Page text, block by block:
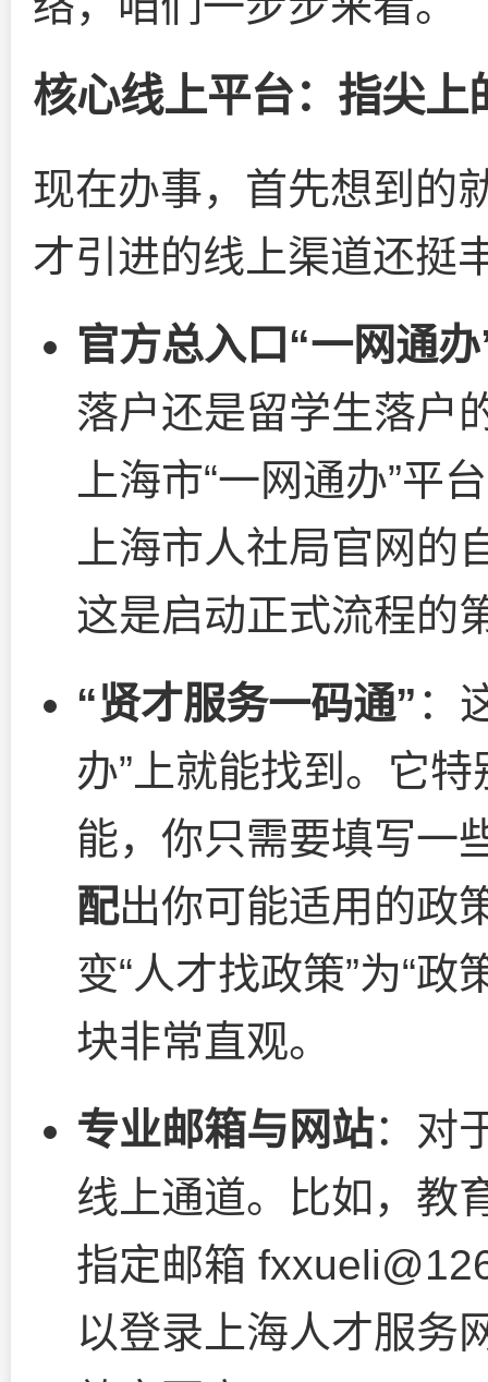
核心线上平台：指尖上
现在办事，首先想到的
才引进的线上渠道还挺
官方总入口“一网通办
落户还是留学生落户
上海市“一网通办”平
上海市人社局官网
这是启动正式流程的
“贤才服务一码通” ：
办”上就能找到。它
能，你只需要填写一
配出你可能适用的政
变“人才找政策”为“政
块非常直观。
专业邮箱与网站：对
线上通道。比如，教
指定邮箱
以登录上海人才服务